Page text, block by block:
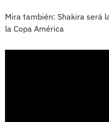
Mira también: Shakira será
la Copa América